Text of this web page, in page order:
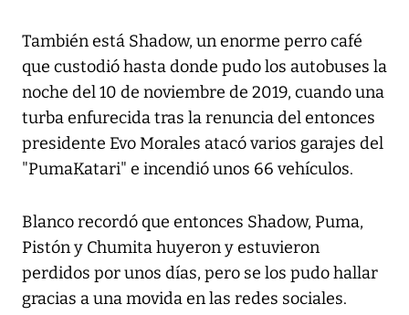
También está Shadow, un enorme perro café
que custodió hasta donde pudo los autobuses la
noche del 10 de noviembre de 2019, cuando una
turba enfurecida tras la renuncia del entonces
presidente Evo Morales atacó varios garajes del
"PumaKatari" e incendió unos 66 vehículos.
Blanco recordó que entonces Shadow, Puma,
Pistón y Chumita huyeron y estuvieron
perdidos por unos días, pero se los pudo hallar
gracias a una movida en las redes sociales.